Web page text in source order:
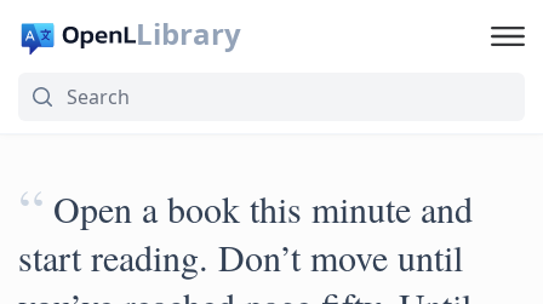
Library
“ Open a book this minute and
start reading. Don’t move until